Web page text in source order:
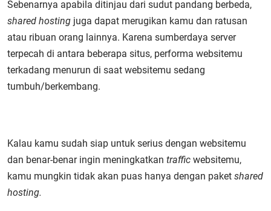
Sebenarnya apabila ditinjau dari sudut pandang berbeda,
shared hosting juga dapat merugikan kamu dan ratusan
atau ribuan orang lainnya. Karena sumberdaya server
terpecah di antara beberapa situs, performa websitemu
terkadang menurun di saat websitemu sedang
tumbuh/berkembang.
Kalau kamu sudah siap untuk serius dengan websitemu
dan benar-benar ingin meningkatkan traffic websitemu,
kamu mungkin tidak akan puas hanya dengan paket shared
hosting.